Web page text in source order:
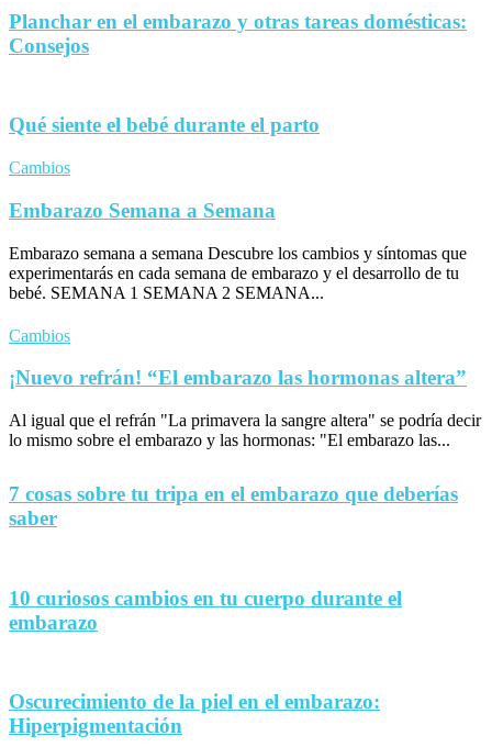
Planchar en el embarazo y otras tareas domésticas:
Consejos
Qué siente el bebé durante el parto
Cambios
Embarazo Semana a Semana
Embarazo semana a semana Descubre los cambios y síntomas que
experimentarás en cada semana de embarazo y el desarrollo de tu
bebé. SEMANA 1 SEMANA 2 SEMANA...
Cambios
¡Nuevo refrán! “El embarazo las hormonas altera”
Al igual que el refrán "La primavera la sangre altera" se podría decir
lo mismo sobre el embarazo y las hormonas: "El embarazo las...
7 cosas sobre tu tripa en el embarazo que deberías
saber
10 curiosos cambios en tu cuerpo durante el
embarazo
Oscurecimiento de la piel en el embarazo:
Hiperpigmentación